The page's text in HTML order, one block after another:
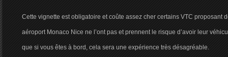
Cette vignette est obligatoire et coûte assez cher certains VTC proposant
aéroport Monaco Nice ne l’ont pas et prennent le risque d’avoir leur
que si vous êtes à bord, cela sera une expérience très désagréable.